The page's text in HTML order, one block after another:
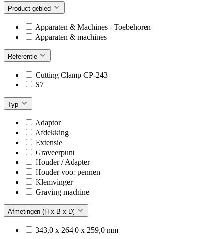
Product gebied
Apparaten & Machines - Toebehoren
Apparaten & machines
Referentie
Cutting Clamp CP-243
S7
Typ
Adaptor
Afdekking
Extensie
Graveerpunt
Houder / Adapter
Houder voor pennen
Klemvinger
Graving machine
Afmetingen (H x B x D)
343,0 x 264,0 x 259,0 mm